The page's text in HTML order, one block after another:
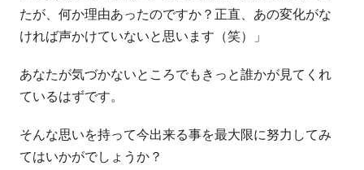
たが、何か理由あったのですか？正直、あの変化がな
ければ声かけていないと思います（笑）」
あなたが気づかないところでもきっと誰かが見てくれ
ているはずです。
そんな思いを持って今出来る事を最大限に努力してみ
てはいかがでしょうか？